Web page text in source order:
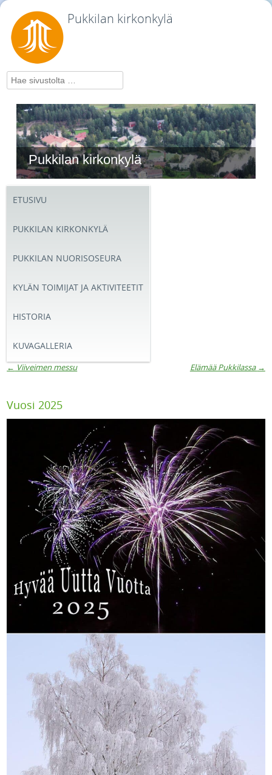
Pukkilan kirkonkylä
Hae
Pukkilan kirkonkylä
ETUSIVU
PUKKILAN KIRKONKYLÄ
PUKKILAN NUORISOSEURA
KYLÄN TOIMIJAT JA AKTIVITEETIT
HISTORIA
KUVAGALLERIA
← Viiveimen messu Elämää Pukkilassa →
Vuosi 2025